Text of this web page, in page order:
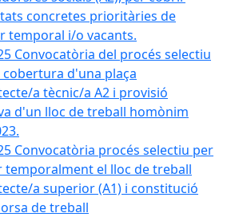
concretes prioritàries de
temporal i/o vacants.
Convocatòria del procés selectiu
cobertura d'una plaça
a tècnic/a A2 i provisió
d'un lloc de treball homònim
Convocatòria procés selectiu per
temporalment el lloc de treball
a superior (A1) i constitució
de treball